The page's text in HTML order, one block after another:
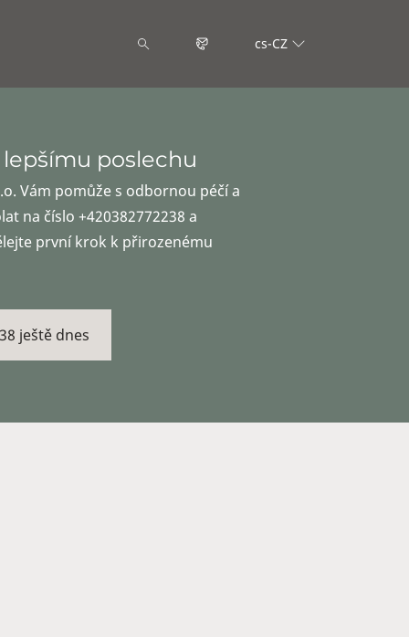
cs-CZ
poslechu
Vám pomůže s odbornou péčí a
na číslo +420382772238 a
první krok k přirozenému
ještě dnes